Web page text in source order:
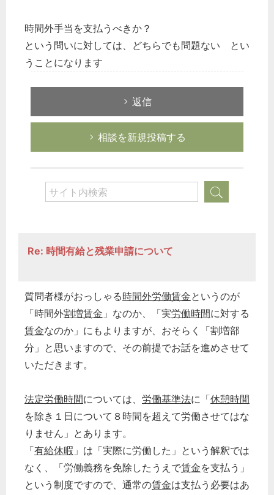
時間外手当を支払うべきか？
という問いに対しては、どちらでも問題ない とい
うことになります
返信
相談を新規投稿する
Re: 時間有給と残業申請について
質問者様がおっしゃる時間外労働賃金というのが
「時間外割増賃金 」なのか、「実労働時間に対する
賃金なのか」にもよりますが、おそらく「割増部
分」と思いますので、その前提でお話を進めさせて
いただきます。
法定労働時間については、 労働基準法に「休憩時間
を除き１日について８時間を超えて労働させてはな
りません」とあります。
「有給休暇 」は「実際に労働した」という解釈では
なく、「労働義務を免除したうえで賃金を支払う」
という制度ですので、通常の賃金は支払う必要はあ